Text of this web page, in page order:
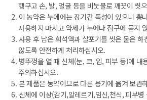
헹구고 손, 발, 얼굴 등을 비눗물로 깨끗이 씻
2. 이 농약은 누에에는 장기간 독성이 있으니 뽕
사용하지 마시고 약제가 누에나 잠구에 묻지
3. 사용 후 남은 희석액과 살포기를 씻은 물은 하
않도록 안전하게 처리하십시오.
4. 병뚜껑을 열 때 신체(눈, 코, 입, 피부 등)에 내
주의하십시오.
5. 본 제품은 농약이므로 다른 용기에 옮겨 보관
6. 신체에 이상(감기,알레르기,임신,천식, 피부병